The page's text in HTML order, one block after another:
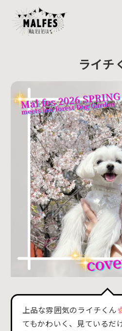
ライチ
上品な雰囲気のライチくん
てもかわいく、見ているだ